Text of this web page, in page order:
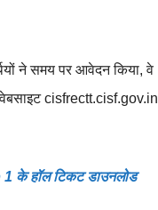
ने समय पर आवेदन किया, वे
cisfrectt.cisf.gov.in
के हॉल टिकट डाउनलोड